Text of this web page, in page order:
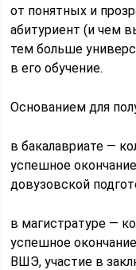
от понятных и
абитуриент (и чем
тем больше
в его обучение.
Основанием для
в бакалавриате —
успешное
довузовской
в магистратуре —
успешное
ВШЭ, участие в